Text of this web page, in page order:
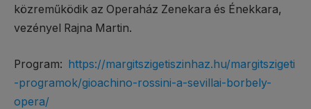
közreműködik az Operaház Zenekara és Énekkara,
vezényel Rajna Martin.
Program: https://margitszigetiszinhaz.hu/margitszigeti
-programok/gioachino-rossini-a-sevillai-borbely-
opera/